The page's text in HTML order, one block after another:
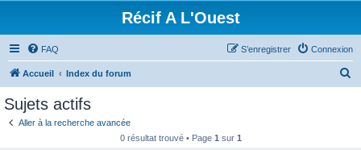
Récif A L'Ouest
FAQ Connexion
S’enregistrer
Accueil Index du forum
Sujets actifs
Aller à la recherche avancée
0 résultat trouvé • Page 1 sur 1